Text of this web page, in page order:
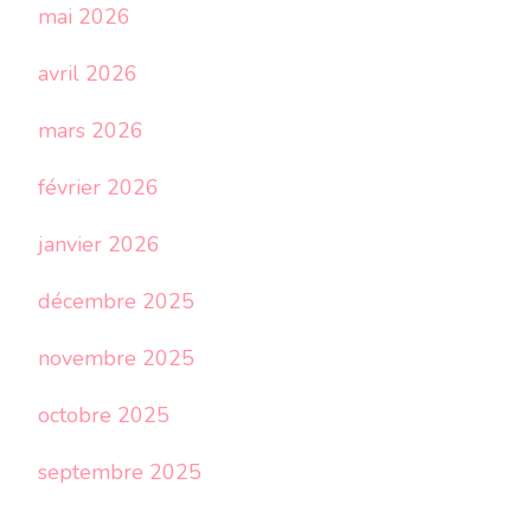
mai 2026
avril 2026
mars 2026
février 2026
janvier 2026
décembre 2025
novembre 2025
octobre 2025
septembre 2025